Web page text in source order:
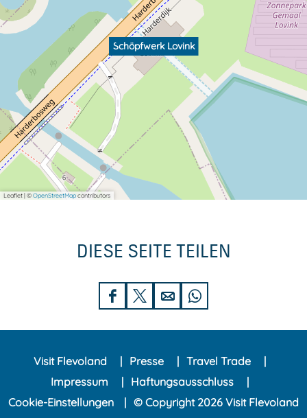
Schöpfwerk Lovink
Leaflet|©OpenStreetMapcontributors
DIESE SEITE TEILEN
D
S
D
s
e
S
D
e
S
D
s
e
S
Visit Flevoland Presse
Travel Trade
Impressum
Haftungsausschluss
Cookie-Einstellungen
© Copyright 2026 Visit Flevoland